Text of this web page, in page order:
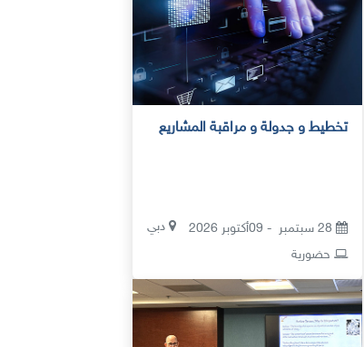
تخطيط و جدولة و مراقبة المشاريع
28 سبتمبر - 09أكتوبر 2026
دبي
حضورية